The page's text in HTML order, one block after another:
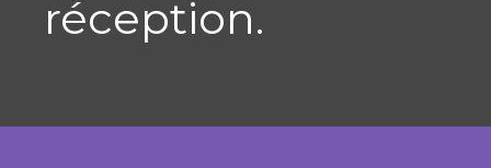
réception.